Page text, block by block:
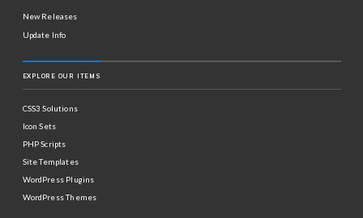
New Releases
Update Info
EXPLORE OUR ITEMS
CSS3 Solutions
Icon Sets
PHP Scripts
Site Templates
WordPress Plugins
WordPress Themes